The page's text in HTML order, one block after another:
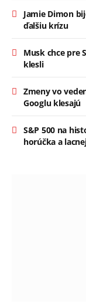
Jamie Dimon
ďalšiu krízu
Musk chce pre
klesli
Zmeny vo
Googlu klesajú
S&P 500 na
horúčka a